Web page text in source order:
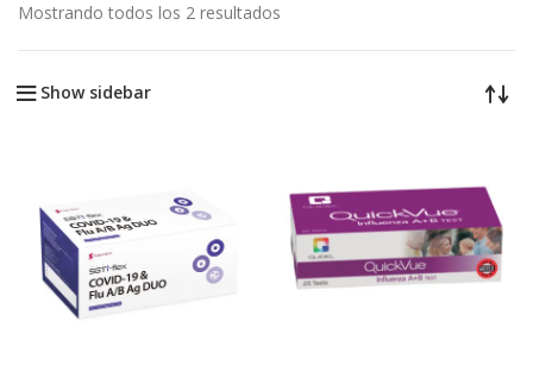
Mostrando todos los 2 resultados
Show sidebar